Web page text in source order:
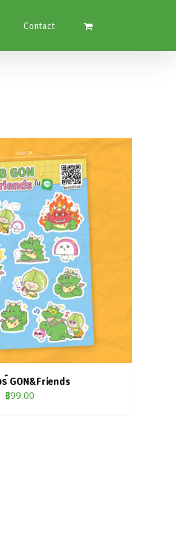
Contact
GON&Friends
฿99.00